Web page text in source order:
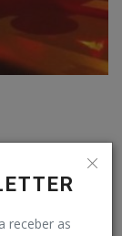
receber as